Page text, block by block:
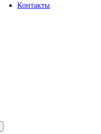
Контакты